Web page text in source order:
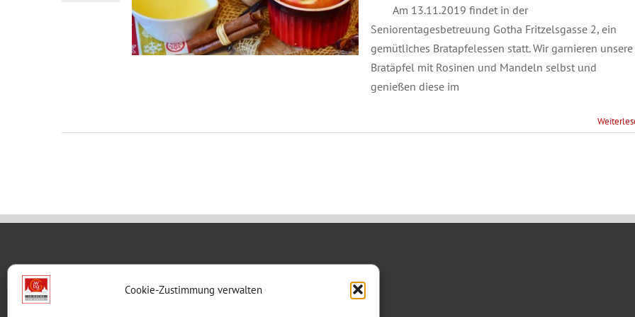
Cookie-Zustimmung verwalten
Am 13.11.2019 findet in der
Seniorentagesbetreuung Gotha Fritzelsgasse 2, ein
gemütliches Bratapfelessen statt. Wir garnieren unsere
Bratäpfel mit Rosinen und Mandeln selbst und
genießen diese im